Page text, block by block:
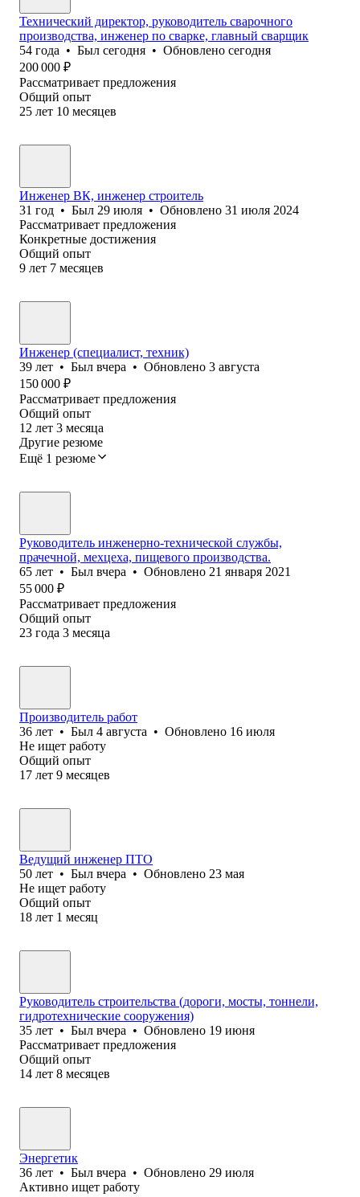
Технический директор, руководитель сварочного
производства, инженер по сварке, главный сварщик
54 года • Был сегодня • Обновлено сегодня
200 000 ₽
Рассматривает предложения
Общий опыт
25 лет 10 месяцев
Инженер ВК, инженер строитель
31 год • Был 29 июля • Обновлено 31 июля 2024
Рассматривает предложения
Конкретные достижения
Общий опыт
9 лет 7 месяцев
Инженер (специалист, техник)
39 лет • Был вчера • Обновлено 3 августа
150 000 ₽
Рассматривает предложения
Общий опыт
12 лет 3 месяца
Другие резюме
Ещё 1 резюме
Руководитель инженерно-технической службы,
прачечной, мехцеха, пищевого производства.
65 лет • Был вчера • Обновлено 21 января 2021
55 000 ₽
Рассматривает предложения
Общий опыт
23 года 3 месяца
Производитель работ
36 лет • Был 4 августа • Обновлено 16 июля
Не ищет работу
Общий опыт
17 лет 9 месяцев
Ведущий инженер ПТО
50 лет • Был вчера • Обновлено 23 мая
Не ищет работу
Общий опыт
18 лет 1 месяц
Руководитель строительства (дороги, мосты, тоннели,
гидротехнические сооружения)
35 лет • Был вчера • Обновлено 19 июня
Рассматривает предложения
Общий опыт
14 лет 8 месяцев
Энергетик
36 лет • Был вчера • Обновлено 29 июля
Активно ищет работу